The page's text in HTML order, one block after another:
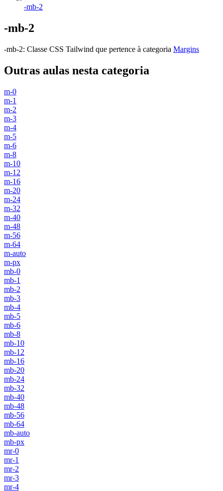
-mb-2
-mb-2
-mb-2: Classe CSS Tailwind que pertence à categoria Margins
Outras aulas nesta categoria
m-0
m-1
m-2
m-3
m-4
m-5
m-6
m-8
m-10
m-12
m-16
m-20
m-24
m-32
m-40
m-48
m-56
m-64
m-auto
m-px
mb-0
mb-1
mb-2
mb-3
mb-4
mb-5
mb-6
mb-8
mb-10
mb-12
mb-16
mb-20
mb-24
mb-32
mb-40
mb-48
mb-56
mb-64
mb-auto
mb-px
mr-0
mr-1
mr-2
mr-3
mr-4